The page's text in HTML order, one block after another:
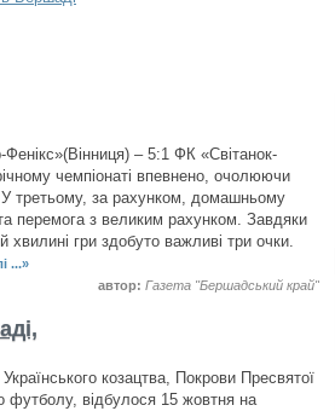
– 5:1 ФК «Світанок-
чемпіонаті впевнено, очолюючи
третьому, за рахунком, домашньому
перемога з великим рахунком. Завдяки
хвилині гри здобуто важливі три очки.
...»
автор: Газета "Бершадський край"
козацтва, Покрови Пресвятої
футболу, відбулося 15 жовтня на